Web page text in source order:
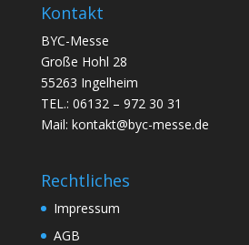
Kontakt
BYC-Messe
Große Hohl 28
55263 Ingelheim
TEL.: 06132 – 972 30 31
Mail: kontakt@byc-messe.de
Rechtliches
Impressum
AGB